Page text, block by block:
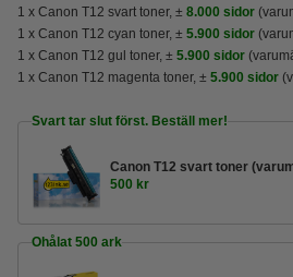
1 x Canon T12 svart toner, ± 8.000 sidor
1 x Canon T12 cyan toner, ± 5.900 sidor
1 x Canon T12 gul toner, ± 5.900 sidor
1 x Canon T12 magenta toner, ± 5.900 sidor
Svart tar slut först. Beställ mer!
Canon T12 svart toner
500 kr
Ohålat 500 ark